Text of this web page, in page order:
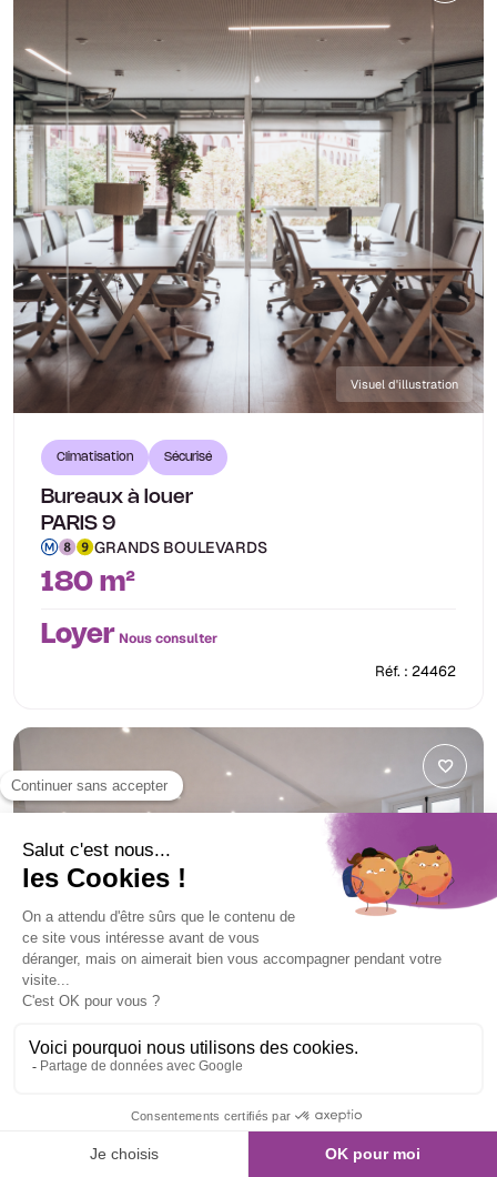
Visuel d'illustration
Climatisation Sécurisé
Bureaux à louer
PARIS 9
GRANDS BOULEVARDS
180 m²
Loyer Nous consulter
Réf. : 24462
Bureaux à louer
PARIS 2